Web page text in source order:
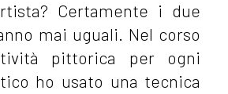
Certamente i due
mai uguali. Nel corso
pittorica per ogni
ho usato una tecnica